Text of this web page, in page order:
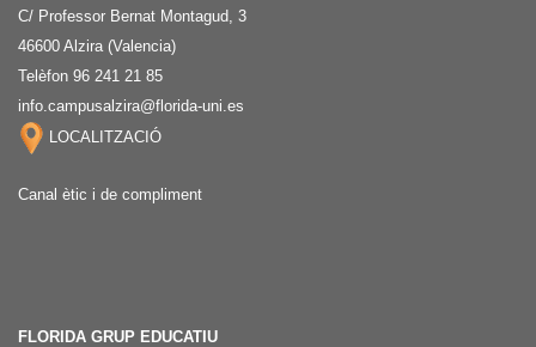
C/ Professor Bernat Montagud, 3
46600 Alzira (Valencia)
Telèfon 96 241 21 85
info.campusalzira@florida-uni.es
LOCALITZACIÓ
Canal ètic i de compliment
FLORIDA GRUP EDUCATIU